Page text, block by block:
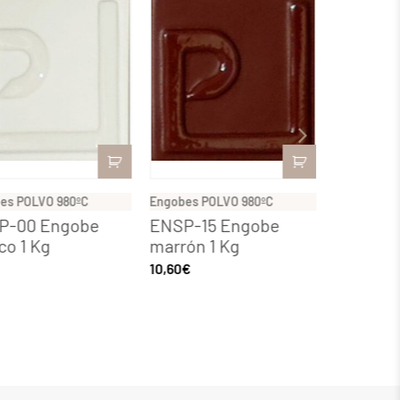
POLVO 980ºC
00 Engobe
1 Kg
Engobes POLVO 980ºC
ENSP-15 Engobe
marrón 1 Kg
10,60€